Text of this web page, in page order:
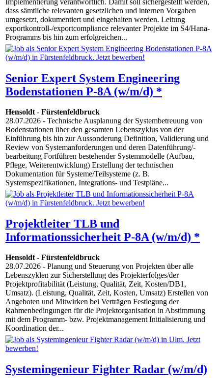
Implementierung verantwortlich. Damit soll sichergestellt werden,
dass sämtliche relevanten gesetzlichen und internen Vorgaben
umgesetzt, dokumentiert und eingehalten werden. Leitung
exportkontroll-/exportcompliance relevanter Projekte im S4/Hana-
Programms bis hin zum erfolgreichen...
Senior Expert System Engineering
Bodenstationen P-8A (w/m/d) *
Hensoldt- Fürstenfeldbruck
28.07.2026 - Technische Ausplanung der Systembetreuung von
Bodenstationen über den gesamten Lebenszyklus von der
Einführung bis hin zur Aussonderung Definition, Validierung und
Review von Systemanforderungen und deren Datenführung/-
bearbeitung Fortführen bestehender Systemmodelle (Aufbau,
Pflege, Weiterentwicklung) Erstellung der technischen
Dokumentation für Systeme/Teilsysteme (z. B.
Systemspezifikationen, Integrations- und Testpläne...
Projektleiter TLB und
Informationssicherheit P-8A (w/m/d) *
Hensoldt- Fürstenfeldbruck
28.07.2026 - Planung und Steuerung von Projekten über alle
Lebenszyklen zur Sicherstellung des Projekterfolges/der
Projektprofitabilität (Leistung, Qualität, Zeit, Kosten/DB1,
Umsatz). (Leistung, Qualität, Zeit, Kosten, Umsatz) Erstellen von
Angeboten und Mitwirken bei Verträgen Festlegung der
Rahmenbedingungen für die Projektorganisation in Abstimmung
mit dem Programm- bzw. Projektmanagement Initialisierung und
Koordination der...
Systemingenieur Fighter Radar (w/m/d)